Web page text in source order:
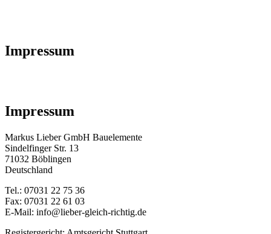
Impressum
Impressum
Markus Lieber GmbH Bauelemente
Sindelfinger Str. 13
71032 Böblingen
Deutschland
Tel.: 07031 22 75 36
Fax: 07031 22 61 03
E-Mail: info@lieber-gleich-richtig.de